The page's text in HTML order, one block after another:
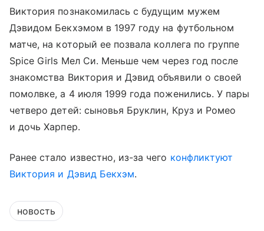
Виктория познакомилась с будущим мужем
Дэвидом Бекхэмом в 1997 году на футбольном
матче, на который ее позвала коллега по группе
Spice Girls Мел Си. Меньше чем через год после
знакомства Виктория и Дэвид объявили о своей
помолвке, а 4 июля 1999 года поженились. У пары
четверо детей: сыновья Бруклин, Круз и Ромео
и дочь Харпер.
Ранее стало известно, из-за чего конфликтуют
Виктория и Дэвид Бекхэм.
новость